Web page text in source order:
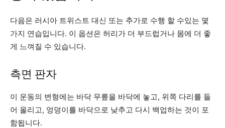
다음은 러시아 트위스트 대신 또는 추가로 수행 할 수있는 몇
가지 연습입니다. 이 옵션은 허리가 더 부드럽거나 몸에 더 좋
게 느껴질 수 있습니다.
측면 판자
이 운동의 변형에는 바닥 무릎을 바닥에 놓고, 위쪽 다리를 들
어 올리고, 엉덩이를 바닥으로 낮추고 다시 백업하는 것이 포
함됩니다.